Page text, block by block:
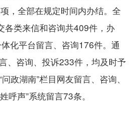
，全部在规定时间内办结。全
各类来信和咨询共409件，办
化平台留言、咨询176件。通
、咨询、投诉233件，均及时予
政湖南”栏目网友留言、咨询、
呼声”系统留言73条。